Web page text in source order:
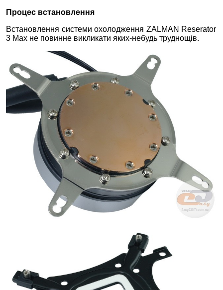
Процес встановлення
Встановлення системи охолодження ZALMAN Reserator
3 Max не повинне викликати яких-небудь труднощів.